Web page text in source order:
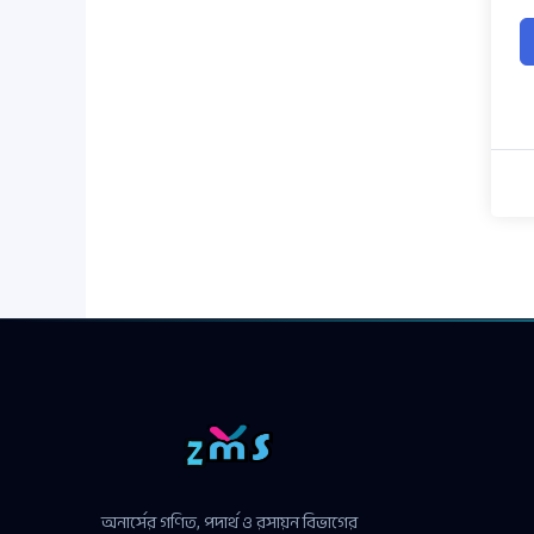
অনার্সের গণিত, পদার্থ ও রসায়ন বিভাগের